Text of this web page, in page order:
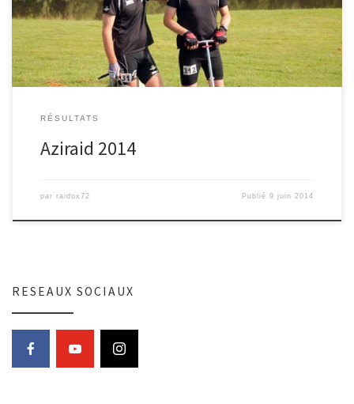
RÉSULTATS
Aziraid 2014
par raidox72 Publié9 juin 2014
RESEAUX SOCIAUX